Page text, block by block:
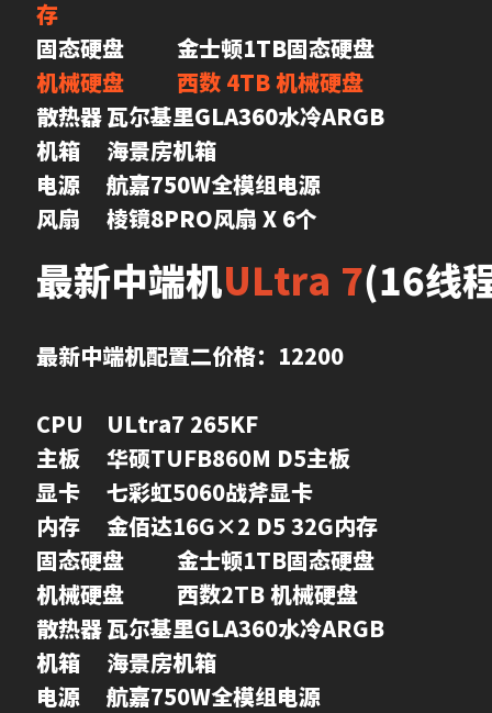
存
固态硬盘	金士顿1TB固态硬盘
机械硬盘	西数 4TB 机械硬盘
散热器	瓦尔基里GLA360水冷ARGB
机箱	海景房机箱
电源	航嘉750W全模组电源
风扇	棱镜8PRO风扇 X 6个
最新中端机ULtra 7(16线
最新中端机配置二价格：12200
CPU	ULtra7 265KF
主板	华硕TUFB860M D5主板
显卡	七彩虹5060战斧显卡
内存	金佰达16G×2 D5 32G内存
固态硬盘	金士顿1TB固态硬盘
机械硬盘	西数2TB 机械硬盘
散热器	瓦尔基里GLA360水冷ARGB
机箱	海景房机箱
电源	航嘉750W全模组电源